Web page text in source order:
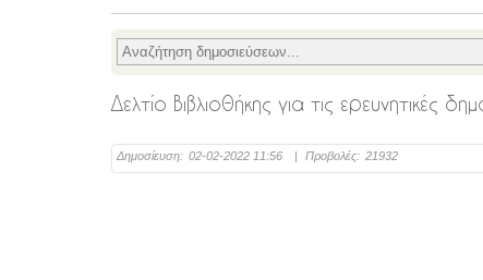
Δελτίο Βιβλιοθήκης για τις ερευνητικές
Δημοσίευση: 02-02-2022 11:56 | Προβολές: 21932